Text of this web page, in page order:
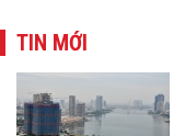
TIN MỚI